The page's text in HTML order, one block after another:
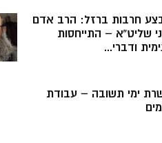
חרבות ברזל: הרב אדם
שליט”א – התייחסות
ודברי...
ימי תשובה – עבודת